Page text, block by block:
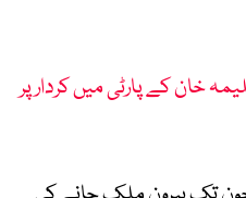
خان کے پارٹی میں کردار پر